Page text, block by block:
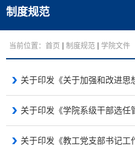
制度规范
当前位置： 首页 制度规范 学院文件
关于印发《学院系级干部选任
关于印发《教工党支部书记工